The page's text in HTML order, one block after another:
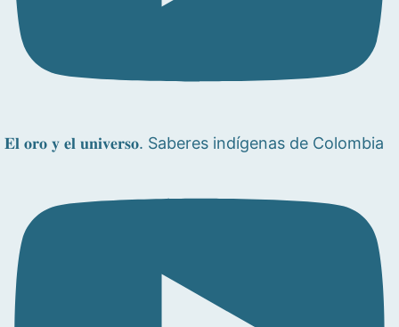
𝐄𝐥 𝐨𝐫𝐨 𝐲 𝐞𝐥 𝐮𝐧𝐢𝐯𝐞𝐫𝐬𝐨. Saberes indígenas de Colombia